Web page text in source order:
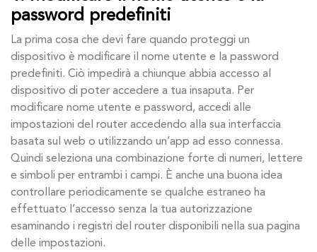
password predefiniti
La prima cosa che devi fare quando proteggi un
dispositivo è modificare il nome utente e la password
predefiniti. Ciò impedirà a chiunque abbia accesso al
dispositivo di poter accedere a tua insaputa. Per
modificare nome utente e password, accedi alle
impostazioni del router accedendo alla sua interfaccia
basata sul web o utilizzando un’app ad esso connessa.
Quindi seleziona una combinazione forte di numeri, lettere
e simboli per entrambi i campi. È anche una buona idea
controllare periodicamente se qualche estraneo ha
effettuato l’accesso senza la tua autorizzazione
esaminando i registri del router disponibili nella sua pagina
delle impostazioni.